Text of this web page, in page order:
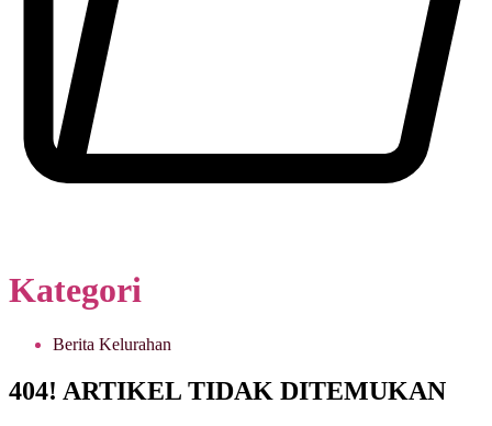
Kategori
Berita Kelurahan
404! ARTIKEL TIDAK DITEMUKAN